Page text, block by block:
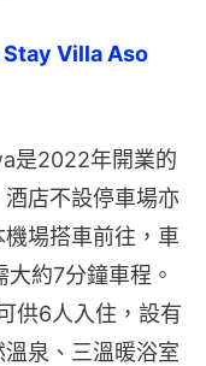
Villa Aso
是2022年開業的
店不設停車場亦
場搭車前往，車
約7分鐘車程。
供6人入住，設有
泉、三溫暖浴室